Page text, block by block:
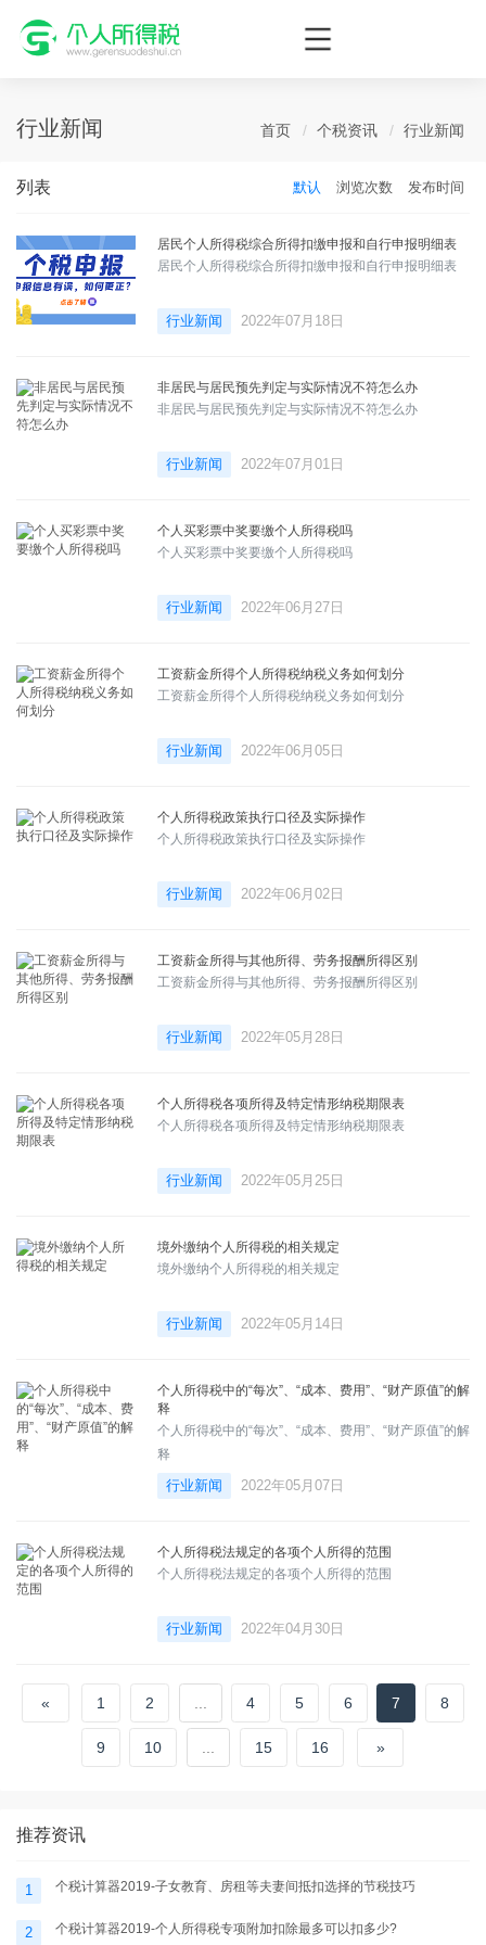
个人所得税网，最新个税资讯平台，您的个税管理专家！
行业新闻 首页 个税资讯 行业新闻
列表 默认 浏览次数 发布时间
居民个人所得税综合所得扣缴申报和自行申报明细表
居民个人所得税综合所得扣缴申报和自行申报明细表
行业新闻 2022年07月18日
非居民与居民预先判定与实际情况不符怎么办
非居民与居民预先判定与实际情况不符怎么办
行业新闻 2022年07月01日
个人买彩票中奖要缴个人所得税吗
个人买彩票中奖要缴个人所得税吗
行业新闻 2022年06月27日
工资薪金所得个人所得税纳税义务如何划分
工资薪金所得个人所得税纳税义务如何划分
行业新闻 2022年06月05日
个人所得税政策执行口径及实际操作
个人所得税政策执行口径及实际操作
行业新闻 2022年06月02日
工资薪金所得与其他所得、劳务报酬所得区别
工资薪金所得与其他所得、劳务报酬所得区别
行业新闻 2022年05月28日
个人所得税各项所得及特定情形纳税期限表
个人所得税各项所得及特定情形纳税期限表
行业新闻 2022年05月25日
境外缴纳个人所得税的相关规定
境外缴纳个人所得税的相关规定
行业新闻 2022年05月14日
个人所得税中的“每次”、“成本、费用”、“财产原值”的解
释
个人所得税中的“每次”、“成本、费用”、“财产原值”的解
释
行业新闻 2022年05月07日
个人所得税法规定的各项个人所得的范围
个人所得税法规定的各项个人所得的范围
行业新闻 2022年04月30日
« 1 2 4 5 6 7 8
9 10 15 16 »
推荐资讯
1 个税计算器2019-子女教育、房租等夫妻间抵扣选择的节税技巧
2 个税计算器2019-个人所得税专项附加扣除最多可以扣多少?